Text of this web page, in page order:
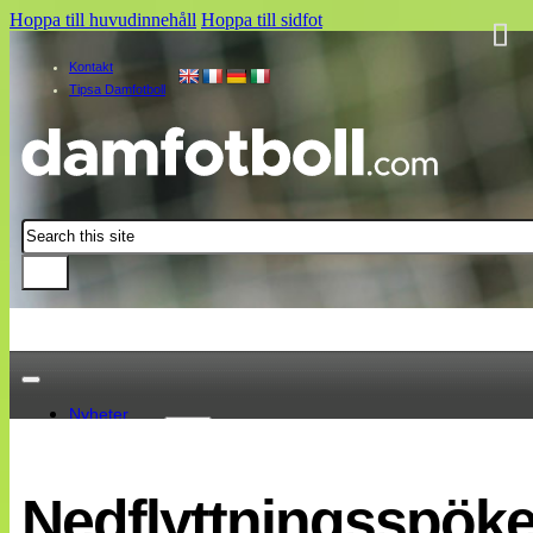
Hoppa till huvudinnehåll Hoppa till sidfot
Kontakt
Tipsa Damfotboll
Sök
Nyheter
Landslaget
EM 2013